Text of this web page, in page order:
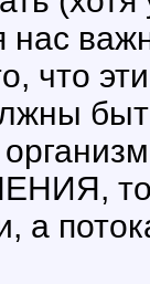
нас
что
а